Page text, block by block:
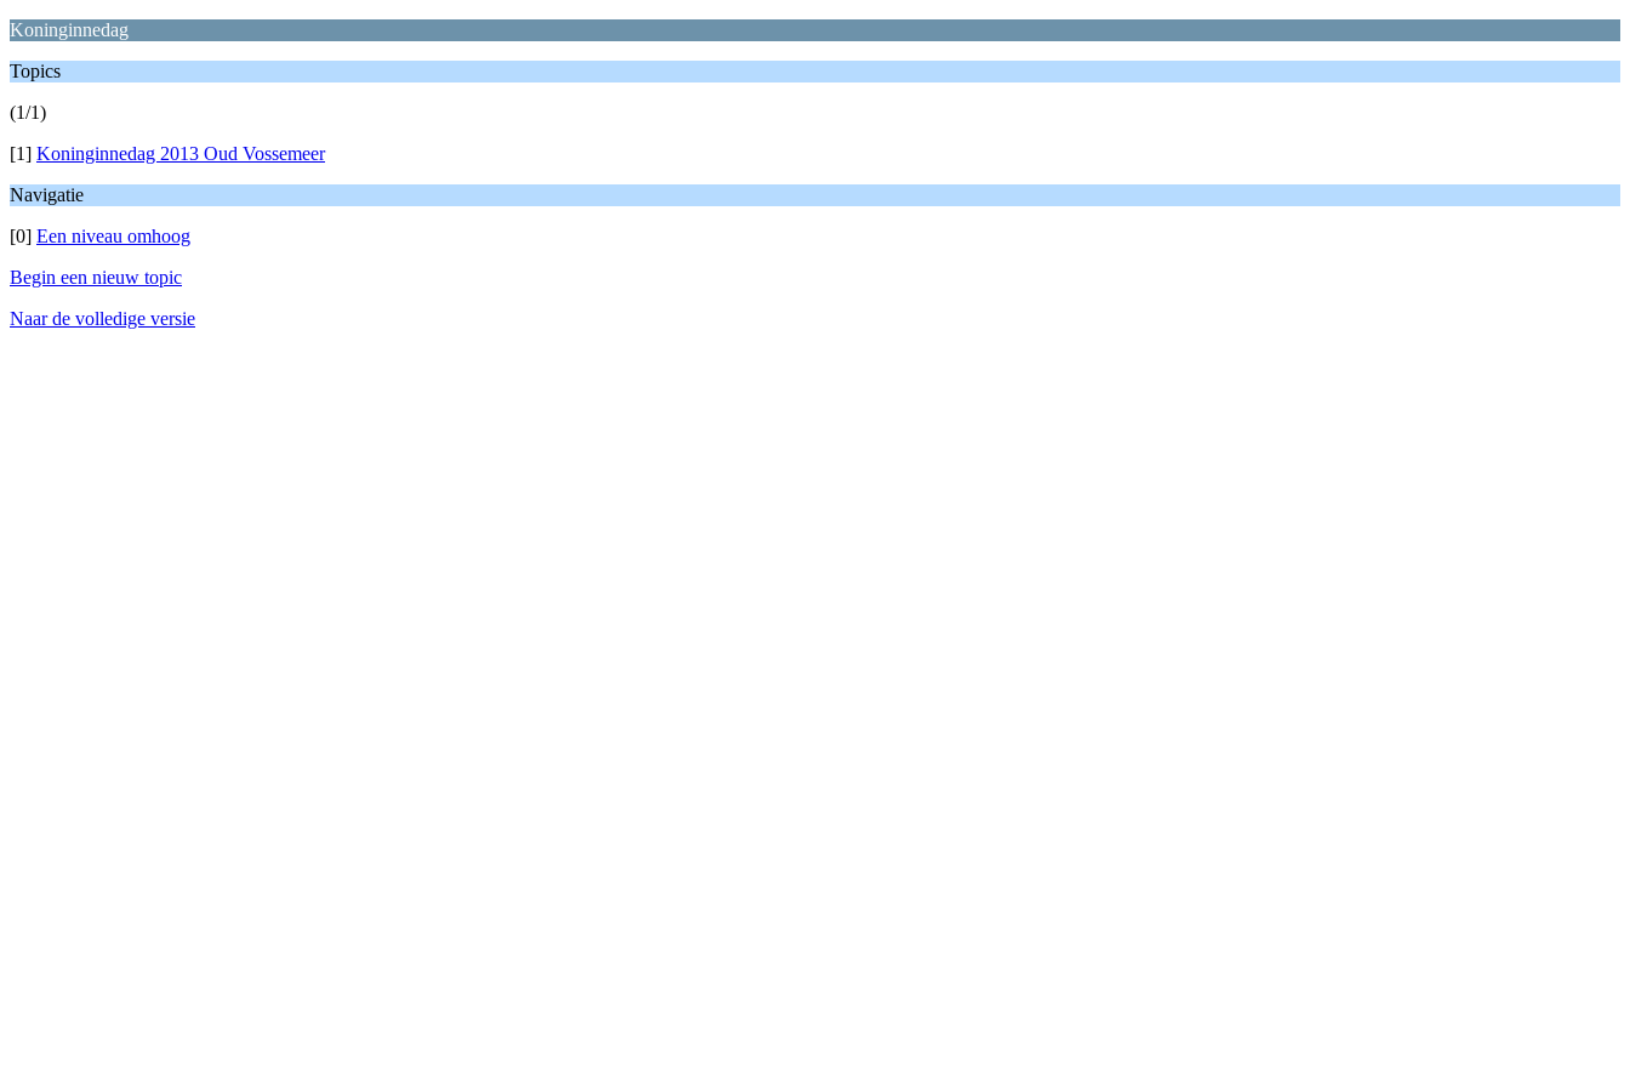
Koninginnedag
Topics
(1/1)
[1] Koninginnedag 2013 Oud Vossemeer
Navigatie
[0] Een niveau omhoog
Begin een nieuw topic
Naar de volledige versie